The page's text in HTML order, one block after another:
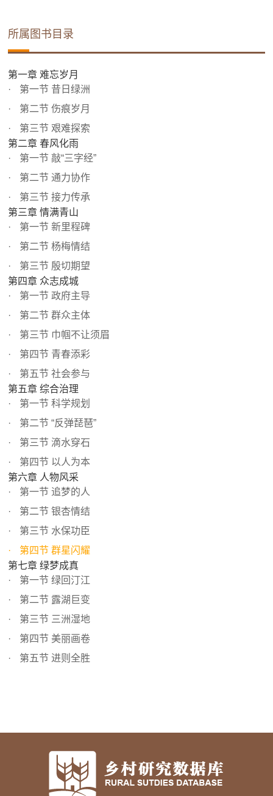
所属图书目录
第一章 难忘岁月
第一节 昔日绿洲
第二节 伤痕岁月
第三节 艰难探索
第二章 春风化雨
第一节 敲“三字经”
第二节 通力协作
第三节 接力传承
第三章 情满青山
第一节 新里程碑
第二节 杨梅情结
第三节 殷切期望
第四章 众志成城
第一节 政府主导
第二节 群众主体
第三节 巾帼不让须眉
第四节 青春添彩
第五节 社会参与
第五章 综合治理
第一节 科学规划
第二节 “反弹琵琶”
第三节 滴水穿石
第四节 以人为本
第六章 人物风采
第一节 追梦的人
第二节 银杏情结
第三节 水保功臣
第四节 群星闪耀
第七章 绿梦成真
第一节 绿回汀江
第二节 露湖巨变
第三节 三洲湿地
第四节 美丽画卷
第五节 进则全胜